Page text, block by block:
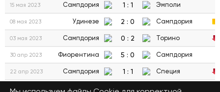
15 мая 2023 Сампдория 1 : 1 Эмполи
08 мая 2023 Удинезе 2 : 0 Сампдория
03 мая 2023 Сампдория 0 : 2 Торино
30 апр 2023 Фиорентина 5 : 0 Сампдория
22 апр 2023 Сампдория 1 : 1 Специя
16 апр 2023 Лечче Сампдория